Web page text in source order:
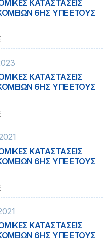
ΚΑΤΑΣΤΑΣΕΙΣ
6ΗΣ ΥΠΕ ΕΤΟΥΣ
ΚΑΤΑΣΤΑΣΕΙΣ
6ΗΣ ΥΠΕ ΕΤΟΥΣ
ΚΑΤΑΣΤΑΣΕΙΣ
6ΗΣ ΥΠΕ ΕΤΟΥΣ
ΚΑΤΑΣΤΑΣΕΙΣ
6ΗΣ ΥΠΕ ΕΤΟΥΣ